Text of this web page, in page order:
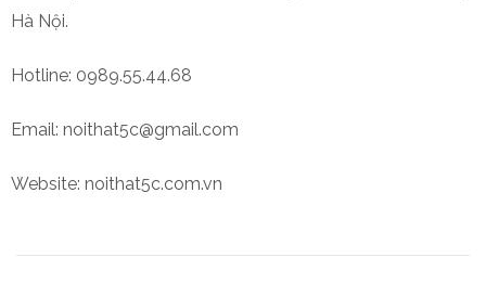
Hà Nội.
Hotline: 0989.55.44.68
Email: noithat5c@gmail.com
Website: noithat5c.com.vn